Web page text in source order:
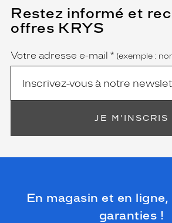
Restez informé et
offres KRYS
Name
Votre adresse e-mail *
(Ce
champ
est
obligatoire)
(exemple :
JE M'INSCRIS
En magasin et en ligne,
garanties !